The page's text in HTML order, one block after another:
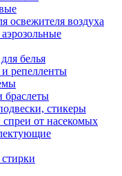
освежителя воздуха
белья
и репелленты
стикеры
от насекомых